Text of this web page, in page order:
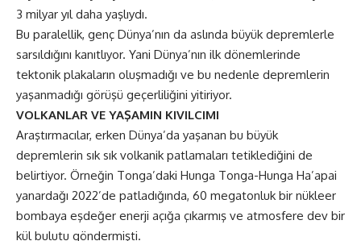
3 milyar yıl daha yaşlıydı.
Bu paralellik, genç Dünya’nın da aslında büyük depremlerle
sarsıldığını kanıtlıyor. Yani Dünya’nın ilk dönemlerinde
tektonik plakaların oluşmadığı ve bu nedenle depremlerin
yaşanmadığı görüşü geçerliliğini yitiriyor.
VOLKANLAR VE YAŞAMIN KIVILCIMI
Araştırmacılar, erken Dünya’da yaşanan bu büyük
depremlerin sık sık volkanik patlamaları tetiklediğini de
belirtiyor. Örneğin Tonga’daki Hunga Tonga-Hunga Ha’apai
yanardağı 2022’de patladığında, 60 megatonluk bir nükleer
bombaya eşdeğer enerji açığa çıkarmış ve atmosfere dev bir
kül bulutu göndermişti.